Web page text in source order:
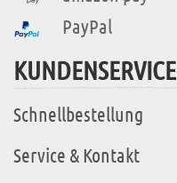
PayPal
KUNDENSERVICE
Schnellbestellung
Service & Kontakt